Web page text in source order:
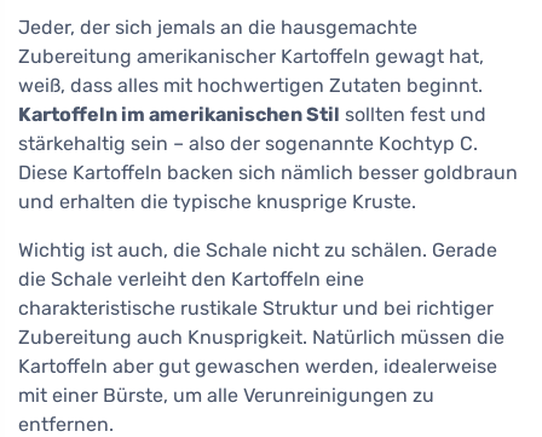
Jeder, der sich jemals an die hausgemachte
Zubereitung amerikanischer Kartoffeln gewagt hat,
weiß, dass alles mit hochwertigen Zutaten beginnt.
Kartoffeln im amerikanischen Stil sollten fest und
stärkehaltig sein – also der sogenannte Kochtyp C.
Diese Kartoffeln backen sich nämlich besser goldbraun
und erhalten die typische knusprige Kruste.
Wichtig ist auch, die Schale nicht zu schälen. Gerade
die Schale verleiht den Kartoffeln eine
charakteristische rustikale Struktur und bei richtiger
Zubereitung auch Knusprigkeit. Natürlich müssen die
Kartoffeln aber gut gewaschen werden, idealerweise
mit einer Bürste, um alle Verunreinigungen zu
entfernen.